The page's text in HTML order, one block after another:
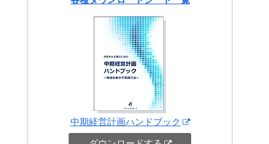
中期経営計画ハンドブック